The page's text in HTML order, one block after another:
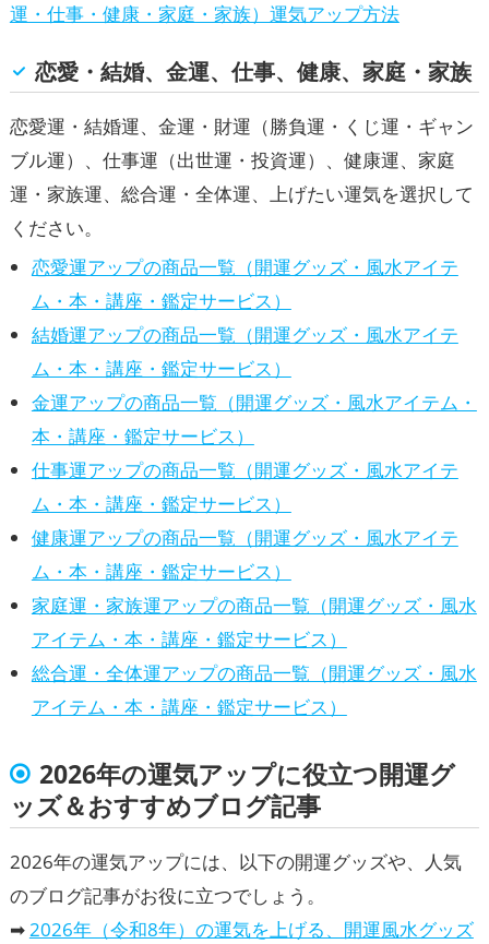
運・仕事・健康・家庭・家族）運気アップ方法
恋愛・結婚、金運、仕事、健康、家庭・家族
恋愛運・結婚運、金運・財運（勝負運・くじ運・ギャン
ブル運）、仕事運（出世運・投資運）、健康運、家庭
運・家族運、総合運・全体運、上げたい運気を選択して
ください。
恋愛運アップの商品一覧（開運グッズ・風水アイテ
ム・本・講座・鑑定サービス）
結婚運アップの商品一覧（開運グッズ・風水アイテ
ム・本・講座・鑑定サービス）
金運アップの商品一覧（開運グッズ・風水アイテム・
本・講座・鑑定サービス）
仕事運アップの商品一覧（開運グッズ・風水アイテ
ム・本・講座・鑑定サービス）
健康運アップの商品一覧（開運グッズ・風水アイテ
ム・本・講座・鑑定サービス）
家庭運・家族運アップの商品一覧（開運グッズ・風水
アイテム・本・講座・鑑定サービス）
総合運・全体運アップの商品一覧（開運グッズ・風水
アイテム・本・講座・鑑定サービス）
2026年の運気アップに役立つ開運グ
ッズ＆おすすめブログ記事
2026年の運気アップには、以下の開運グッズや、人気
のブログ記事がお役に立つでしょう。
➡2026年（令和8年）の運気を上げる、開運風水グッズ